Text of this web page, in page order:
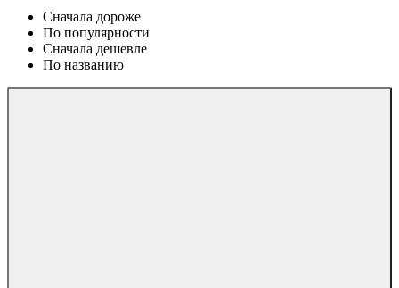
Сначала дороже
По популярности
Сначала дешевле
По названию